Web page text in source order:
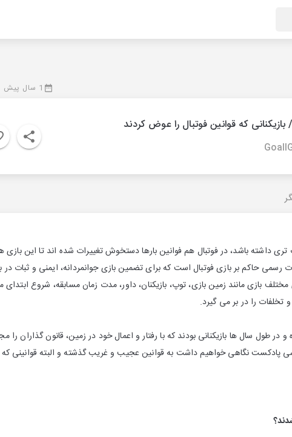
1 سال پیش
که قوانین فوتبال را عوض کردند
داشته باشد، در فوتبال هم فوانین بارها دستخوش تغییرات شده اند تا این
فوتبال فیفا مقررات رسمی حاکم بر بازی فوتبال است که برای تضمین بازی جوانمردانه، ایمنی و ثبات
بازی مانند زمین بازی، توپ، بازیکنان، داور، مدت زمان مسابقه، شروع
تخلفات را در بر می گیرد.
در طول سال ها بازیکنانی بودند که با رفتار و اعمال خود در زمین، قانون گذاران را
پادکست نگاهی خواهیم داشت به قوانین عجیب و غریب گذشته و البته قوانینی